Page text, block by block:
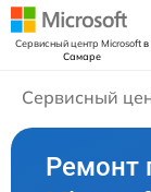
Сервисный центр Microsoftв
Самаре
Сервисный
Ремонт